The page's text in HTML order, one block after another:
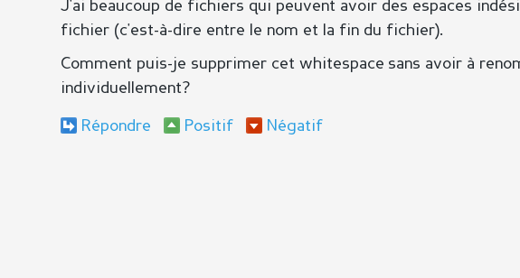
J'ai beaucoup de fichiers qui peuvent avoir des espaces
fichier (c'est-à-dire entre le nom et la fin du fichier).
Comment puis-je supprimer cet whitespace sans avoir à
individuellement?
Répondre Positif Négatif